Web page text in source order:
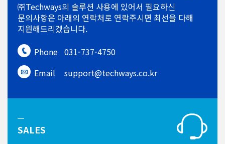
㈜Techways의 솔루션 사용에 있어서 필요하신
문의사항은 아래의 연락처로 연락주시면 최선을 다해
지원해드리겠습니다.
Phone 031-737-4750
Email
support@techways.co.kr
SALES